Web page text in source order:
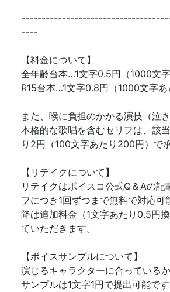
----
【料金について】
全年齢台本…1文字0.5円（1000文
R15台本…1文字0.8円（1000文字あ
また、喉に負担のかかる演技（泣
本格的な歌唱を含むセリフは、該
り2円（100文字あたり200円）で
【リテイクについて】
リテイクはボイスコ公式Q＆Aの記
フにつき1回ずつまで無料で対応可
降は追加料金（1文字あたり0.5円
ていただきます。
【ボイスサンプルについて】
演じるキャラクターに合っている
サンプルは1文字1円で提出可能で